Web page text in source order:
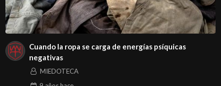
Cuando la ropa se carga de energías psíquicas
negativas
MIEDOTECA